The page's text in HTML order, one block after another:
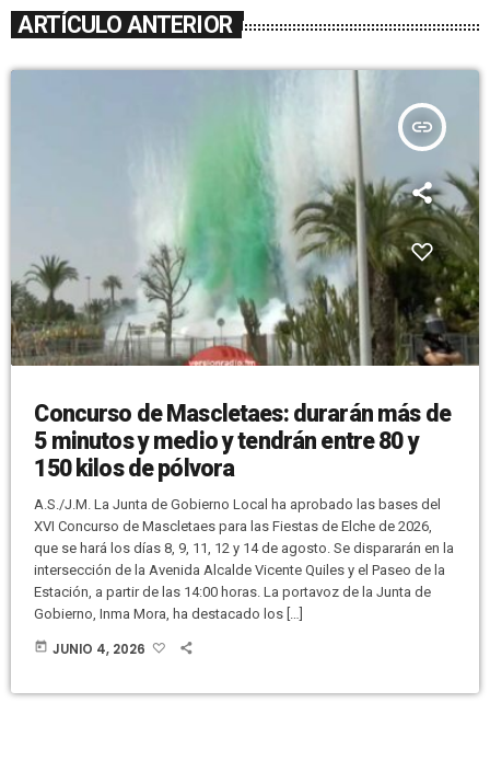
ARTÍCULO ANTERIOR
insert_link
Concurso de Mascletaes: durarán más de
5 minutos y medio y tendrán entre 80 y
150 kilos de pólvora
A.S./J.M. La Junta de Gobierno Local ha aprobado las bases del
XVI Concurso de Mascletaes para las Fiestas de Elche de 2026,
que se hará los días 8, 9, 11, 12 y 14 de agosto. Se dispararán en la
intersección de la Avenida Alcalde Vicente Quiles y el Paseo de la
Estación, a partir de las 14:00 horas. La portavoz de la Junta de
Gobierno, Inma Mora, ha destacado los […]
today JUNIO 4, 2026